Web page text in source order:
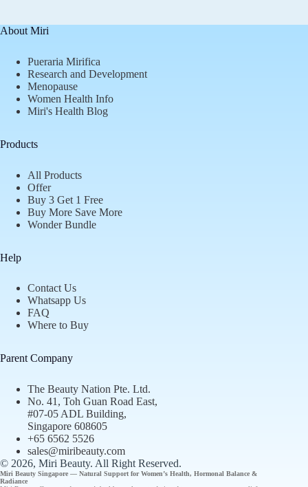
About Miri
Pueraria Mirifica
Research and Development
Menopause
Women Health Info
Miri's Health Blog
Products
All Products
Offer
Buy 3 Get 1 Free
Buy More Save More
Wonder Bundle
Help
Contact Us
Whatsapp Us
FAQ
Where to Buy
Parent Company
The Beauty Nation Pte. Ltd.
No. 41, Toh Guan Road East,
#07-05 ADL Building,
Singapore 608605
+65 6562 5526
sales@miribeauty.com
© 2026, Miri Beauty. All Right Reserved.
Miri Beauty Singapore — Natural Support forWomen’s Health, Hormonal Balance &
Radiance